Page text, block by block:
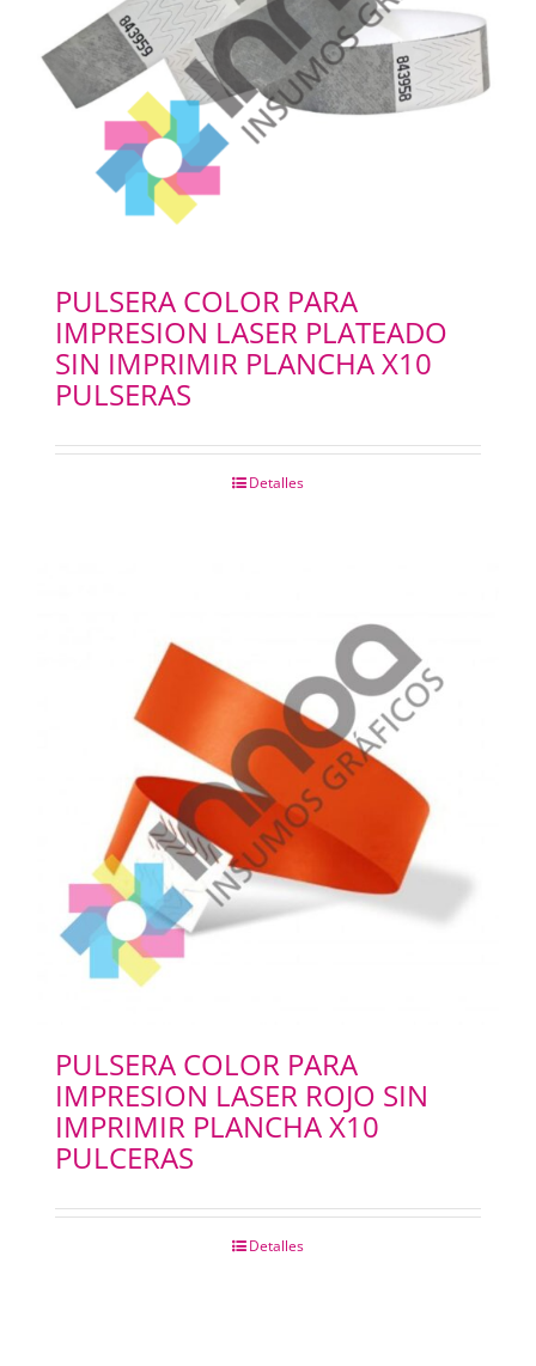
PULSERA COLOR PARA
IMPRESION LASER PLATEADO
SIN IMPRIMIR PLANCHA X10
PULSERAS
Detalles
PULSERA COLOR PARA
IMPRESION LASER ROJO SIN
IMPRIMIR PLANCHA X10
PULCERAS
Detalles